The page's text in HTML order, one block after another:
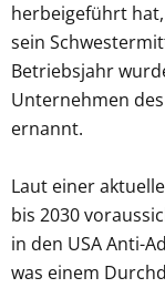
herbeigeführt
sein
Betriebsjahr
Unternehmen
ernannt.
Laut einer
bis 2030
in den USA Anti-
was einem